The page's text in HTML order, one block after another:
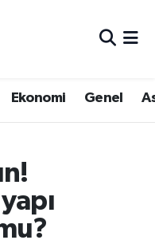
Ekonomi Genel
Fikstür